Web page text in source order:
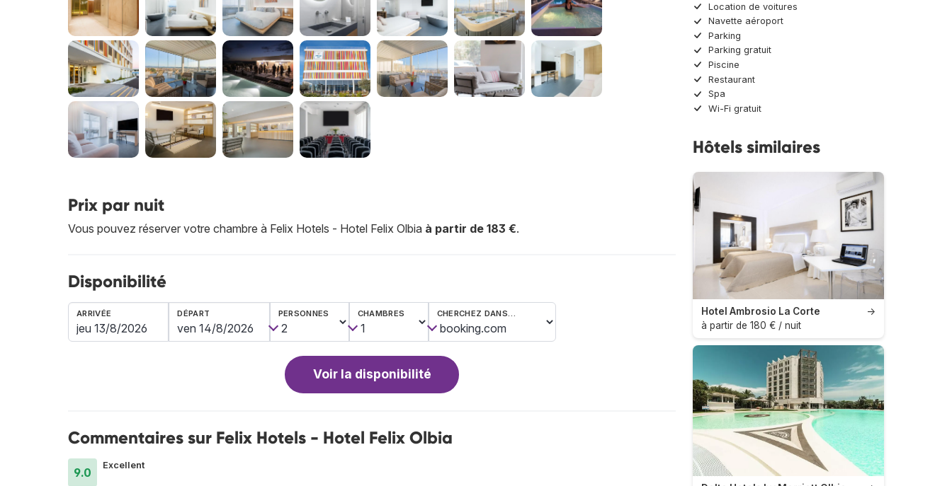
Prix par nuit
Vous pouvez réserver votre chambre à Felix Hotels - Hotel Felix Olbia à partir de 183 €.
Disponibilité
ARRIVÉE DÉPART PERSONNES CHAMBRES CHERCHEZ DANS…
Voir la disponibilité
Commentaires sur Felix Hotels - Hotel Felix Olbia
9.0
Excellent
Location de voitures
Navette aéroport
Parking
Parking gratuit
Piscine
Restaurant
Spa
Wi-Fi gratuit
Hôtels similaires
→
Hotel Ambrosio La Corte
à partir de 180 € / nuit